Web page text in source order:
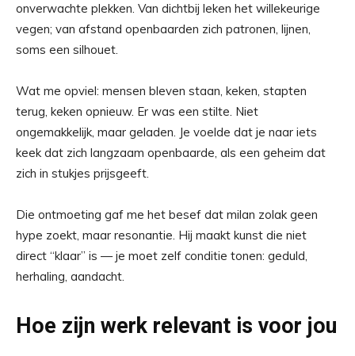
onverwachte plekken. Van dichtbij leken het willekeurige
vegen; van afstand openbaarden zich patronen, lijnen,
soms een silhouet.
Wat me opviel: mensen bleven staan, keken, stapten
terug, keken opnieuw. Er was een stilte. Niet
ongemakkelijk, maar geladen. Je voelde dat je naar iets
keek dat zich langzaam openbaarde, als een geheim dat
zich in stukjes prijsgeeft.
Die ontmoeting gaf me het besef dat milan zolak geen
hype zoekt, maar resonantie. Hij maakt kunst die niet
direct “klaar” is — je moet zelf conditie tonen: geduld,
herhaling, aandacht.
Hoe zijn werk relevant is voor jou